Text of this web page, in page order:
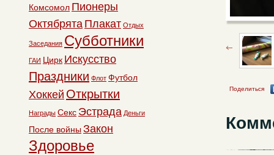
Поделиться
Комсомол Пионеры
Октябрята Плакат Отдых
Заседания Субботники
ГАИ Цирк Искусство
Праздники Флот Футбол
Хоккей Открытки
Награды Секс Эстрада Деньги
После войны Закон
Здоровье